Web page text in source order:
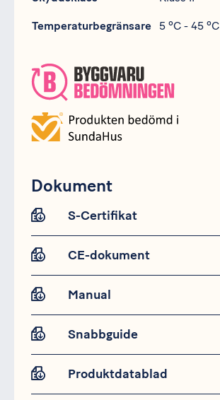
Temperaturbegränsare 5 ºC - 45 ºC
Dokument
S-Certifikat
CE-dokument
Manual
Snabbguide
Produktdatablad